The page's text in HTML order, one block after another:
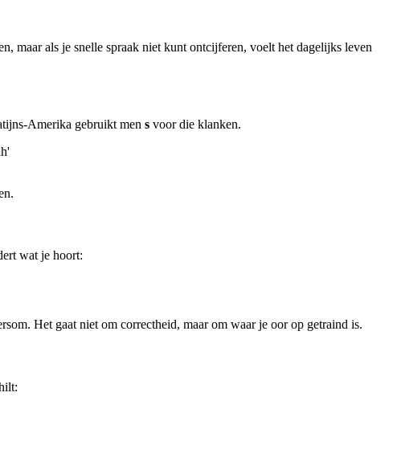
maar als je snelle spraak niet kunt ontcijferen, voelt het dagelijks leven
Amerika gebruikt men s voor die klanken.
wat je hoort:
Het gaat niet om correctheid, maar om waar je oor op getraind is.